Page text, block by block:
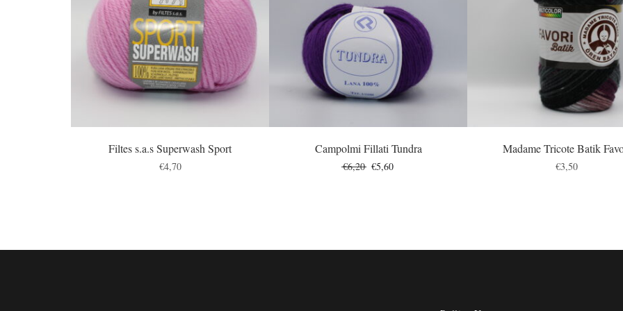
Filtes s.a.s Superwash Sport
€4,70
Campolmi Fillati Tundra
€6,20 Original
€5,60
Madame Tricote Batik
€3,50